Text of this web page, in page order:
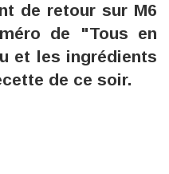
de retour sur M6
de "Tous en
et les ingrédients
de ce soir.